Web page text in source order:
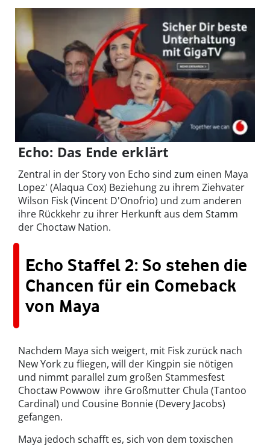
Echo: Das Ende erklärt
Zentral in der Story von Echo sind zum einen Maya
Lopez' (Alaqua Cox) Beziehung zu ihrem Ziehvater
Wilson Fisk (Vincent D'Onofrio) und zum anderen
ihre Rückkehr zu ihrer Herkunft aus dem Stamm
der Choctaw Nation.
Echo Staffel 2: So stehen die
Chancen für ein Comeback
von Maya
Nachdem Maya sich weigert, mit Fisk zurück nach
New York zu fliegen, will der Kingpin sie nötigen
und nimmt parallel zum großen Stammesfest
Choctaw Powwow ihre Großmutter Chula (Tantoo
Cardinal) und Cousine Bonnie (Devery Jacobs)
gefangen.
Maya jedoch schafft es, sich von dem toxischen